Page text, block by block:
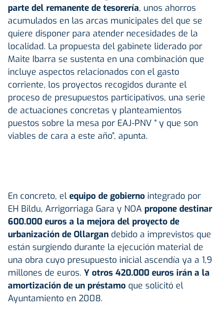
parte del remanente de tesorería, unos ahorros
acumulados en las arcas municipales del que se
quiere disponer para atender necesidades de la
localidad. La propuesta del gabinete liderado por
Maite Ibarra se sustenta en una combinación que
incluye aspectos relacionados con el gasto
corriente, los proyectos recogidos durante el
proceso de presupuestos participativos, una serie
de actuaciones concretas y planteamientos
puestos sobre la mesa por EAJ-PNV “ y que son
viables de cara a este año”, apunta.
En concreto, el equipo de gobierno integrado por
EH Bildu, Arrigorriaga Gara y NOA propone destinar
600.000 euros a la mejora del proyecto de
urbanización de Ollargan debido a imprevistos que
están surgiendo durante la ejecución material de
una obra cuyo presupuesto inicial ascendía ya a 1,9
millones de euros. Y otros 420.000 euros irán a la
amortización de un préstamo que solicitó el
Ayuntamiento en 2008.